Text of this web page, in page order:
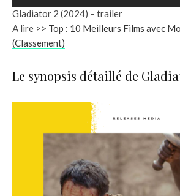
Gladiator 2 (2024) – trailer
A lire >> Top : 10 Meilleurs Films avec
(Classement)
Le synopsis détaillé de